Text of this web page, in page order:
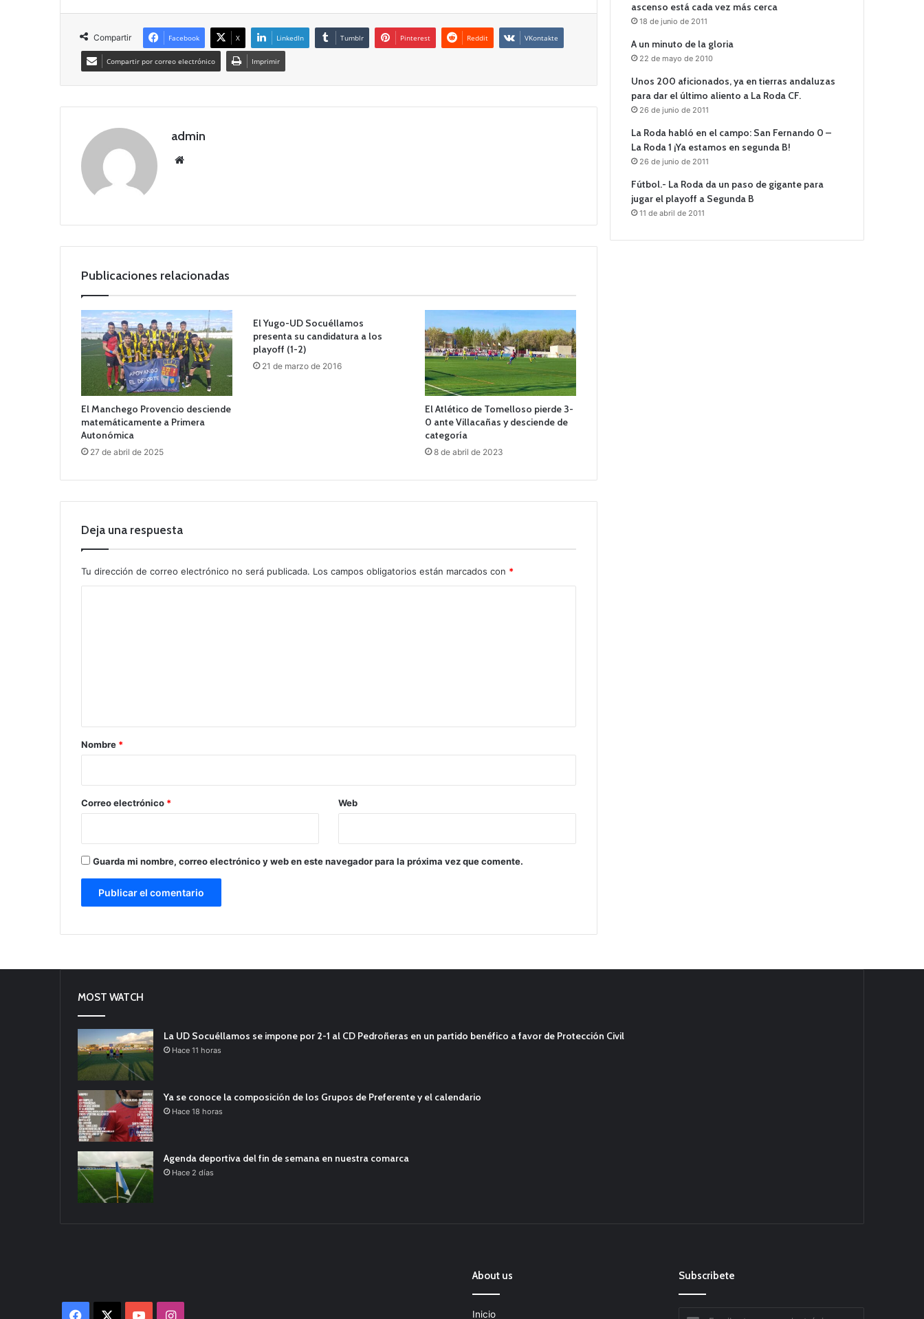
Compartir Facebook X LinkedIn Tumblr Pinterest Reddit VKontakte
Compartir por correo electrónico Imprimir
admin
Publicaciones relacionadas
El Manchego Provencio desciende
matemáticamente a Primera
Autonómica
27 de abril de 2025
El Yugo-UD Socuéllamos
presenta su candidatura a los
playoff (1-2)
21 de marzo de 2016
El Atlético de Tomelloso pierde 3-
0 ante Villacañas y desciende de
categoría
8 de abril de 2023
Deja una respuesta
Tu dirección de correo electrónico no será publicada. Los campos obligatorios están marcados con *
r
*
Nombre *
Correo electrónico * Web
Guarda mi nombre, correo electrónico y web en este navegador para la próxima vez que comente.
ascenso está cada vez más cerca
18 de junio de 2011
A un minuto de la gloria
22 de mayo de 2010
Unos 200 aficionados, ya en tierras andaluzas
para dar el último aliento a La Roda CF.
26 de junio de 2011
La Roda habló en el campo: San Fernando 0 –
La Roda 1 ¡Ya estamos en segunda B!
26 de junio de 2011
Fútbol.- La Roda da un paso de gigante para
jugar el playoff a Segunda B
11 de abril de 2011
MOST WATCH
La UD Socuéllamos se impone por 2-1 al CD Pedroñeras en un partido benéfico a favor de Protección Civil
Hace 11 horas
Ya se conoce la composición de los Grupos de Preferente y el calendario
Hace 18 horas
Agenda deportiva del fin de semana en nuestra comarca
Hace 2 días
Facebook YouTubeInstagram
About us
Inicio
Subscribete